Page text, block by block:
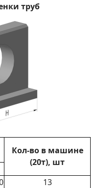
труб
Кол-во в машине
(20т), шт
13